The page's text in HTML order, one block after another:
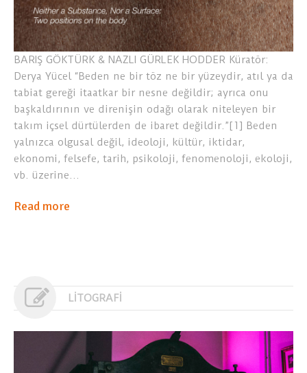
BARIŞ GÖKTÜRK & NAZLI GÜRLEK HODDER Küratör:
Derya Yücel “Beden ne bir töz ne bir yüzeydir, atıl ya da
tabiat gereği itaatkar bir nesne değildir; ayrıca onu
başkaldırının ve direnişin odağı olarak niteleyen bir
takım içsel dürtülerden de ibaret değildir.”[1] Beden
yalnızca olgusal değil, ideoloji, kültür, iktidar,
ekonomi, felsefe, tarih, psikoloji, fenomenoloji, ekoloji,
vb. üzerine…
Read more
LİTOGRAFİ